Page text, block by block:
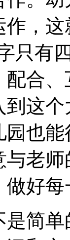
，
只有
合
到这
也
老
好
简单